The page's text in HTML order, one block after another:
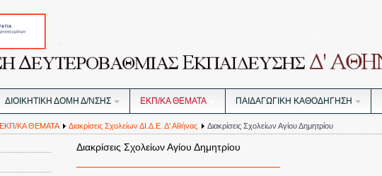
ΔΙΟΙΚΗΤΙΚΗ ΔΟΜΗ Δ/ΝΣΗΣ ΕΚΠ/ΚΑ ΘΕΜΑΤΑ ΠΑΙΔΑΓΩΓΙΚΗ ΚΑΘΟΔΗΓΗΣΗ
ΕΚΠ/ΚΑ ΘΕΜΑΤΑ Διακρίσεις Σχολείων ΔΙ.Δ.Ε. Δ' Αθήνας Διακρίσεις Σχολείων Αγίου Δημητρίου
Διακρίσεις Σχολείων Αγίου Δημητρίου
——————————————————